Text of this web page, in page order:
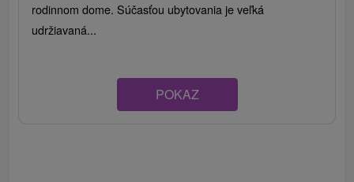
rodinnom dome. Súčasťou ubytovania je veľká
udržiavaná...
POKAZ